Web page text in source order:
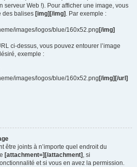
serveur Web !). Pour afficher une image, vous
des balises [img][/img] . Par exemple :
images/logos/blue/160x52.png [/img]
ci-dessus, vous pouvez entourer l’image
exemple :
images/logos/blue/160x52.png [/img][/url]
être joints à n’importe quel endroit du
[attachment=][/attachment] , si
et si vous en avez la permission.